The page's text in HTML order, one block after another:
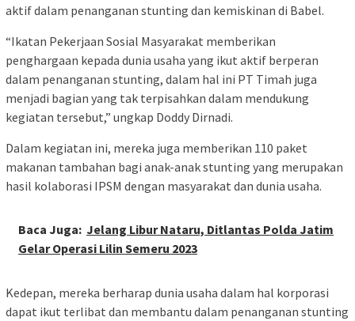
aktif dalam penanganan stunting dan kemiskinan di Babel.
“Ikatan Pekerjaan Sosial Masyarakat memberikan
penghargaan kepada dunia usaha yang ikut aktif berperan
dalam penanganan stunting, dalam hal ini PT Timah juga
menjadi bagian yang tak terpisahkan dalam mendukung
kegiatan tersebut,” ungkap Doddy Dirnadi.
Dalam kegiatan ini, mereka juga memberikan 110 paket
makanan tambahan bagi anak-anak stunting yang merupakan
hasil kolaborasi IPSM dengan masyarakat dan dunia usaha.
Baca Juga: Jelang Libur Nataru, Ditlantas Polda Jatim
Gelar Operasi Lilin Semeru 2023
Kedepan, mereka berharap dunia usaha dalam hal korporasi
dapat ikut terlibat dan membantu dalam penanganan stunting